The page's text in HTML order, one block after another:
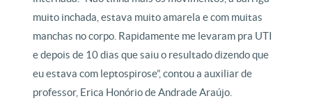
muito inchada, estava muito amarela e com muitas
manchas no corpo. Rapidamente me levaram pra UTI
e depois de 10 dias que saiu o resultado dizendo que
eu estava com leptospirose”, contou a auxiliar de
professor, Erica Honório de Andrade Araújo.